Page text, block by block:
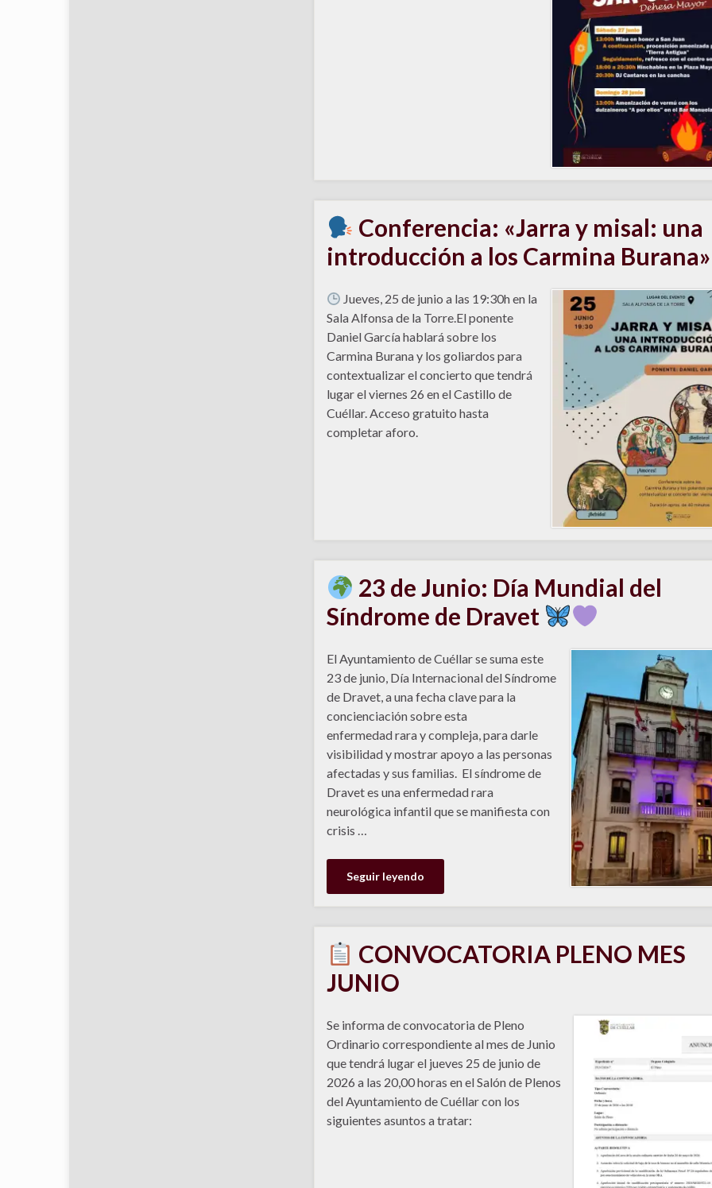
Conferencia: «Jarra y misal: una
introducción a los Carmina Burana»
Jueves, 25 de junio a las 19:30h en la
Sala Alfonsa de la Torre.El ponente
Daniel García hablará sobre los
Carmina Burana y los goliardos para
contextualizar el concierto que tendrá
lugar el viernes 26 en el Castillo de
Cuéllar. Acceso gratuito hasta
completar aforo.
23 de Junio: Día Mundial del
Síndrome de Dravet
El Ayuntamiento de Cuéllar se suma este
23 de junio, Día Internacional del Síndrome
de Dravet, a una fecha clave para la
concienciación sobre esta
enfermedad rara y compleja, para darle
visibilidad y mostrar apoyo a las personas
afectadas y sus familias. El síndrome de
Dravet es una enfermedad rara
neurológica infantil que se manifiesta con
crisis …
Seguir leyendo
CONVOCATORIA PLENO MES
JUNIO
Se informa de convocatoria de Pleno
Ordinario correspondiente al mes de Junio
que tendrá lugar el jueves 25 de junio de
2026 a las 20,00 horas en el Salón de Plenos
del Ayuntamiento de Cuéllar con los
siguientes asuntos a tratar: